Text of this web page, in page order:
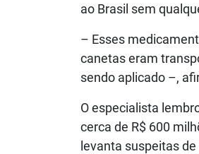
ao Brasil sem
– Esses
canetas eram
sendo aplicado –,
O especialista
cerca de R$ 600
levanta suspeitas